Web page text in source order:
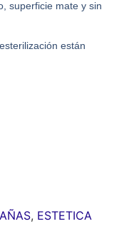
superficie mate y sin
están
, ESTETICA